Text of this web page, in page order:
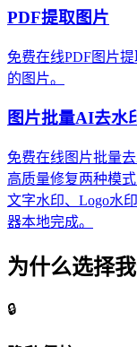
PDF提取图片
免费在线PDF图片
的图片。
图片批量AI去水
免费在线图片批量
高质量修复两种模
文字水印、Logo水
器本地完成。
为什么选择我
🔒